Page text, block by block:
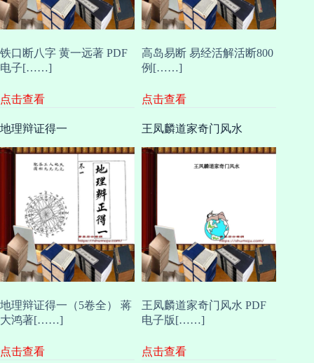
铁口断八字 黄一远著 PDF
电子[……]
点击查看
高岛易断 易经活解活断800
例[……]
点击查看
地理辩证得一
地理辩证得一（5卷全） 蒋
大鸿著[……]
点击查看
王凤麟道家奇门风水
王凤麟道家奇门风水 PDF
电子版[……]
点击查看